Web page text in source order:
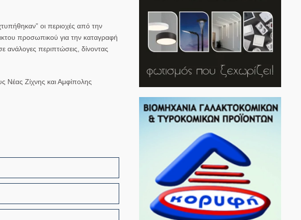
οι περιοχές από την
προσωπικού για την καταγραφή
ανάλογες περιπτώσεις, δίνοντας
Νέας Ζίχνης και Αμφίπολης